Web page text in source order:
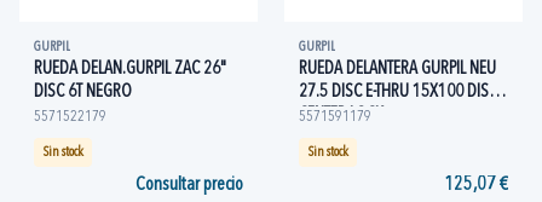
GURPIL
RUEDA DELAN.GURPIL ZAC 26"
DISC 6T NEGRO
5571522179
Sin stock
Consultar precio
GURPIL
RUEDA DELANTERA GURPIL NEU
27.5 DISC E-THRU 15X100 DISC
CENTER-LOCK
5571591179
Sin stock
125,07 €